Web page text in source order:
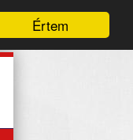
Értem